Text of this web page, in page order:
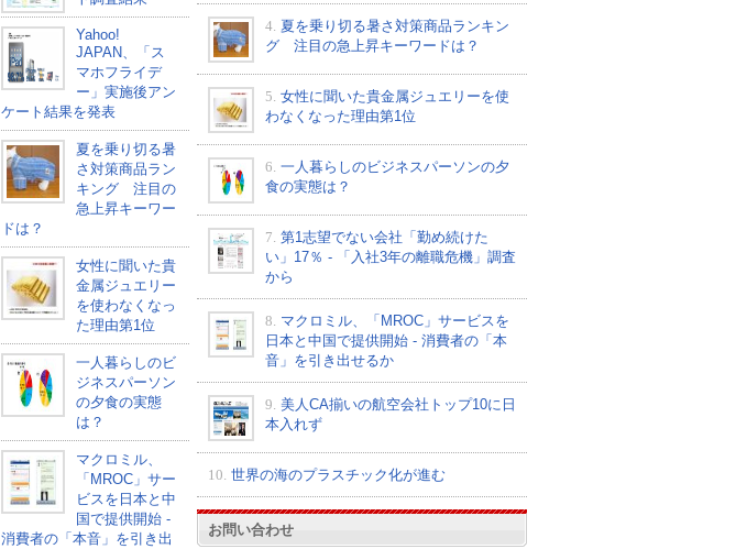
Yahoo!
JAPAN、「ス
マホフライデ
ー」実施後アン
ケート結果を発表
夏を乗り切る暑
さ対策商品ラン
キング 注目の
急上昇キーワー
ドは？
女性に聞いた貴
金属ジュエリー
を使わなくなっ
た理由第1位
一人暮らしのビ
ジネスパーソン
の夕食の実態
は？
マクロミル、
「MROC」サー
ビスを日本と中
国で提供開始 -
消費者の「本音」を引き出
4. 夏を乗り切る暑さ対策商品ランキン
グ 注目の急上昇キーワードは？
5. 女性に聞いた貴金属ジュエリーを使
わなくなった理由第1位
6. 一人暮らしのビジネスパーソンの夕
食の実態は？
7. 第1志望でない会社「勤め続けた
い」17％ - 「入社3年の離職危機」調査
から
8. マクロミル、「MROC」サービスを
日本と中国で提供開始 - 消費者の「本
音」を引き出せるか
9. 美人CA揃いの航空会社トップ10に日
本入れず
10. 世界の海のプラスチック化が進む
お問い合わせ